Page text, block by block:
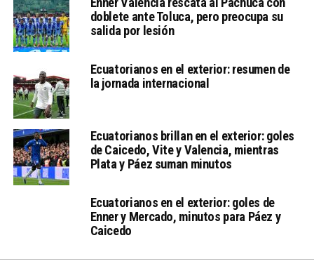
doblete ante Toluca, pero preocupa su
salida por lesión
Ecuatorianos en el exterior: resumen de
la jornada internacional
Ecuatorianos brillan en el exterior: goles
de Caicedo, Vite y Valencia, mientras
Plata y Páez suman minutos
Ecuatorianos en el exterior: goles de
Enner y Mercado, minutos para Páez y
Caicedo